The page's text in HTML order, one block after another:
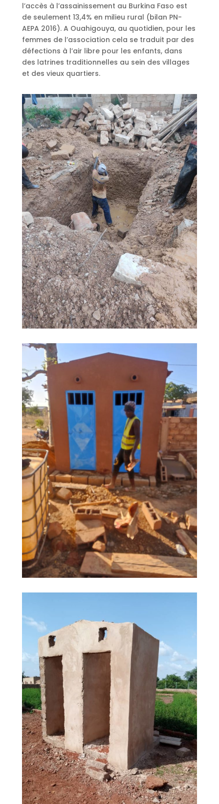
l’accès à l’assainissement au Burkina Faso est
de seulement 13,4% en milieu rural (bilan PN-
AEPA 2016). A Ouahigouya, au quotidien, pour les
femmes de l’association cela se traduit par des
défections à l’air libre pour les enfants, dans
des latrines traditionnelles au sein des villages
et des vieux quartiers.